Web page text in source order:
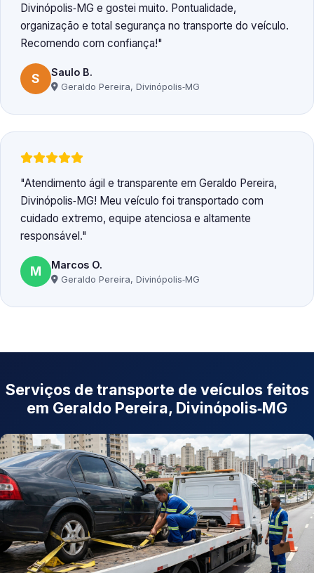
Divinópolis‑MG e gostei muito. Pontualidade,
organização e total segurança no transporte do veículo.
Recomendo com confiança!
S Saulo B.
Geraldo Pereira, Divinópolis‑MG
Atendimento ágil e transparente em Geraldo Pereira,
Divinópolis‑MG! Meu veículo foi transportado com
cuidado extremo, equipe atenciosa e altamente
responsável.
M Marcos O.
Geraldo Pereira, Divinópolis‑MG
Serviços de transporte de veículos feitos
em Geraldo Pereira, Divinópolis‑MG